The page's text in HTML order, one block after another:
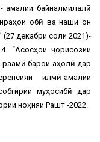
амалии байналмилалӣ
обӣ ва нақши он
(27 декабри соли 2021)-
“Асосҳои ҷорисозии
барои аҳолӣ дар
илмӣ-амалии
муҳосибӣ дар
ноҳияи Рашт -2022.